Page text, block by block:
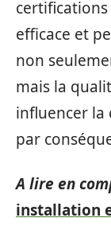
efficace et
non
mais la
influencer la
par
A lire en
installation